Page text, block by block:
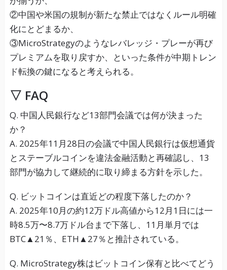
②中国や米国の規制が新たな禁止ではなくルール明確
化にとどまるか、
③MicroStrategyのようなレバレッジ・プレーが再び
プレミアムを取り戻すか、といった条件が中期トレン
ド転換の鍵になると考えられる。
▽ FAQ
Q. 中国人民銀行など13部門会議では何が決まった
か？
A. 2025年11月28日の会議で中国人民銀行は仮想通貨
とステーブルコインを違法金融活動と再確認し、13
部門が協力して継続的に取り締まる方針を示した。
Q. ビットコインは直近どの程度下落したのか？
A. 2025年10月の約12万ドル高値から12月1日には一
時8.5万〜8.7万ドル台まで下落し、11月単月では
BTC▲21％、ETH▲27％と推計されている。
Q. MicroStrategy株はビットコイン保有と比べてどう